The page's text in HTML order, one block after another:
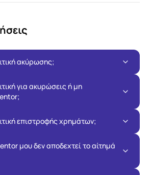
ακύρωσης;
για ακυρώσεις ή μη
επιστροφής χρημάτων;
μου δεν αποδεχτεί το αίτημά